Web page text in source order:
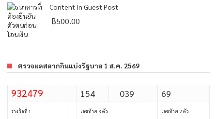
Content In Guest Post
฿500.00
ตรวจผลสลากกินแบ่งรัฐบาล 1 ส.ค. 2569
932479 154 039 69
รางวัลที่ 1 เลขท้าย 3 ตัว เลขท้าย 2 ตัว